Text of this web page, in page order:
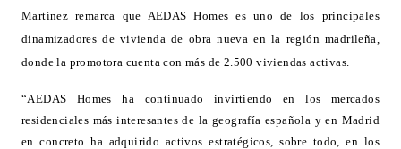
Martínez remarca que AEDAS Homes es uno de los principales
dinamizadores de vivienda de obra nueva en la región madrileña,
donde la promotora cuenta con más de 2.500 viviendas activas.
“AEDAS Homes ha continuado invirtiendo en los mercados
residenciales más interesantes de la geografía española y en Madrid
en concreto ha adquirido activos estratégicos, sobre todo, en los